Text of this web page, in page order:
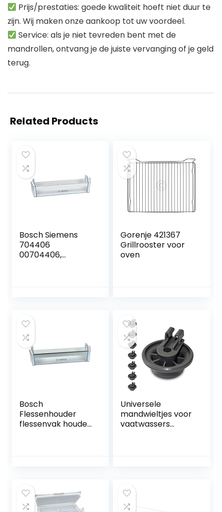
Prijs/prestaties: goede kwaliteit hoeft niet duur te
zijn. Wij maken onze aankoop tot uw voordeel.
Service: als je niet tevreden bent met de
mandrollen, ontvang je de juiste vervanging of je geld
terug.
Related Products
Bosch Siemens
704406
00704406,
koelkast,
koelkastdeur,
opdruk: Bosch
Gorenje 421367
Grillrooster voor
oven
Bosch
Flessenhouder
flessenvak houder
Universele
mandwieltjes voor
vaatwassers
geldteruggarantie!